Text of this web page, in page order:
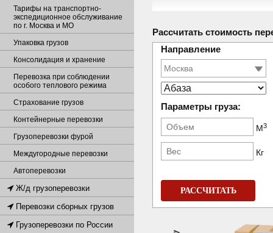
Рассчитать стоимость
Направление
Параметры груза:
М3
Кг
РАССЧИТАТЬ
Тарифы на транспортно-
экспедиционное обслуживание
по г. Москва и МО
Упаковка грузов
Консолидация и хранение
Перевозка при соблюдении
особого теплового режима
Страхование грузов
Контейнерные перевозки
Грузоперевозки фурой
Междугородные перевозки
Автоперевозки
Ж/д грузоперевозки
Перевозки сборных грузов
Грузоперевозки по России